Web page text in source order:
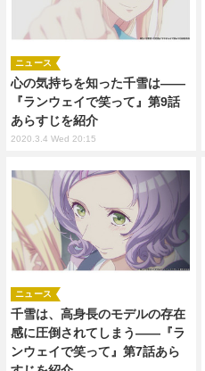
心の気持ちを知った千雪は――
『ランウェイで笑って』第9話
あらすじを紹介
ニュース
2020.3.4 Wed 20:15
千雪は、高身長のモデルの存在
感に圧倒されてしまう――『ラ
ンウェイで笑って』第7話あら
ニュース